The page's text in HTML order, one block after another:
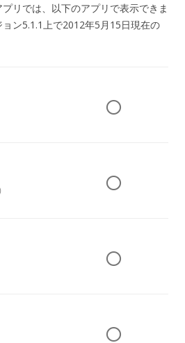
リでは、以下のアプリで表示できま
ン5.1.1上で2012年5月15日現在の
○
○
○
○